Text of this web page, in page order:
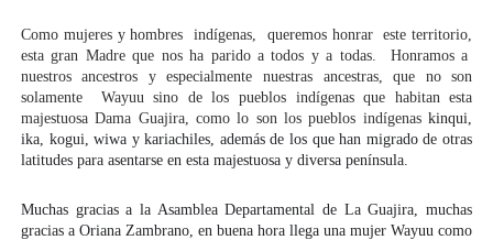
Como mujeres y hombres  indígenas,  queremos honrar  este territorio,
esta gran Madre que nos ha parido a todos y a todas.  Honramos a
nuestros ancestros y especialmente nuestras ancestras, que no son
solamente  Wayuu sino de los pueblos indígenas que habitan esta
majestuosa Dama Guajira, como lo son los pueblos indígenas kinqui,
ika, kogui, wiwa y kariachiles, además de los que han migrado de otras
latitudes para asentarse en esta majestuosa y diversa península.
Muchas gracias a la Asamblea Departamental de La Guajira, muchas
gracias a Oriana Zambrano, en buena hora llega una mujer Wayuu como